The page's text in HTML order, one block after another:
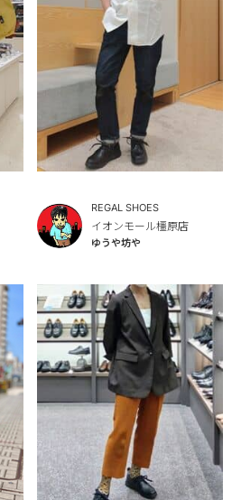
REGAL SHOES
イオンモール橿原店
ゆうや坊や